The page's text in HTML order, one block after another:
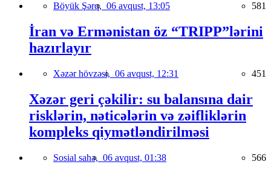
Böyük Şərq, 06 avqust, 13:05 581
İran və Ermənistan öz “TRIPP”lərini
hazırlayır
Xəzər hövzəsi, 06 avqust, 12:31 451
Xəzər geri çəkilir: su balansına dair
risklərin, nəticələrin və zəifliklərin
kompleks qiymətləndirilməsi
Sosial sahə, 06 avqust, 01:38 566